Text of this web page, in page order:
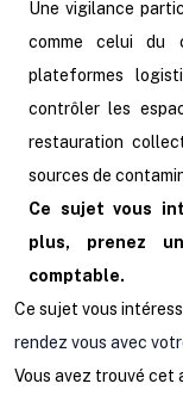
Une vigilance
comme celui du
plateformes
contrôler les
restauration
sources de
Ce sujet vous
plus, prenez
comptable.
Ce sujet vous
rendez vous avec
Vous avez trouvé cet